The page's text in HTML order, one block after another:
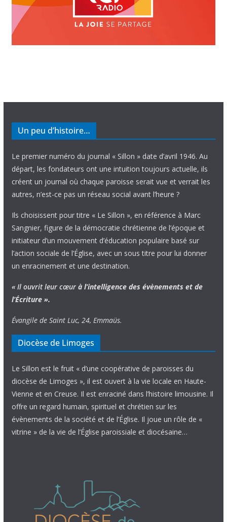
Un peu d’histoire…
Le premier numéro du journal « Sillon » date d’avril 1946. Au
départ, les fondateurs ont une intuition toujours actuelle, ils
créent un journal où chaque paroisse serait vue et verrait les
autres, n’est-ce pas un réseau social avant l’heure ?
Ils choisissent pour titre « Le Sillon », en référence à Marc
Sangnier, figure de la démocratie chrétienne de l’époque et
initiateur d’un mouvement d’éducation populaire basé sur
l’action sociale de l’Église, avec un sous titre pour lui donner
un enracinement et une destination.
« Il ouvrit leur cœur à l’intelligence des évènements et de
l’Écriture ».
Évangile de Saint Luc, 24, Emmaüs.
Diocèse de Limoges
Le Sillon est le fruit « d’une coopérative de paroisses du
diocèse de Limoges », il est ouvert à la vie locale en Haute-
Vienne et en Creuse. Il est enraciné dans l’histoire limousine. Il
offre un regard humain, spirituel et chrétien sur les
évènements de la société et de l’Église. Il joue un rôle de «
vitrine » de la vie de l’Église paroissiale et diocésaine…